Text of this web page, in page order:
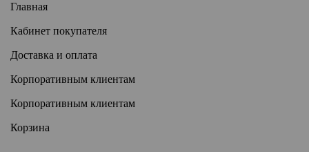
Главная
Кабинет покупателя
Доставка и оплата
Корпоративным клиентам
Корпоративным клиентам
Корзина